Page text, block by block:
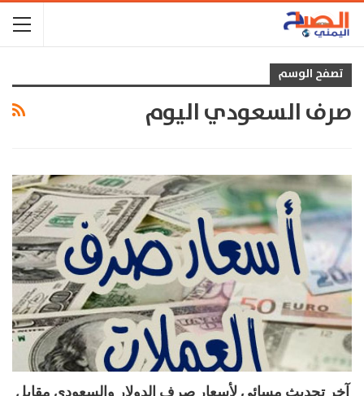
تصفح الوسم
صرف السعودي اليوم
آخر تحديث مسائي لأسعار صرف الدولار والسعودي مقابل